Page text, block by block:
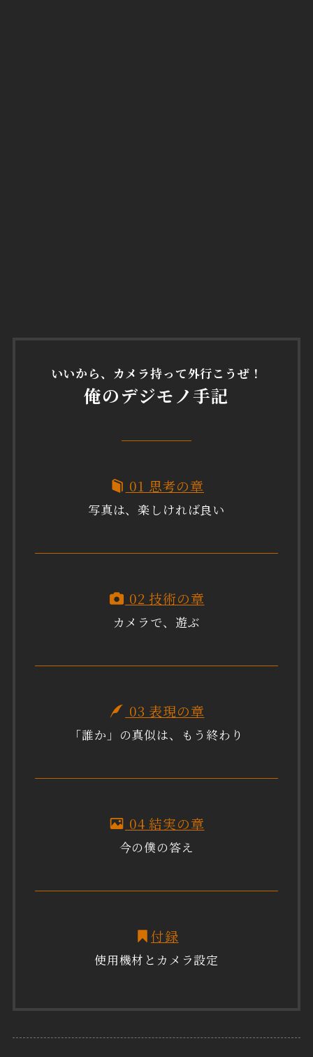
いいから、カメラ持って外行こうぜ！
俺のデジモノ手記
01 思考の章
写真は、楽しければ良い
02 技術の章
カメラで、遊ぶ
03 表現の章
「誰か」の真似は、もう終わり
04 結実の章
今の僕の答え
付録
使用機材とカメラ設定